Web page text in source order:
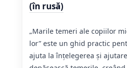
(în rusă)
„Marile temeri ale copiilor
lor” este un ghid practic
ajuta la înțelegerea și